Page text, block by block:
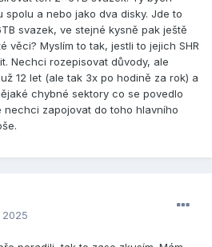
a nebo jako dva disky. Jde to
svazek, ve stejné kysně pak ještě
věci? Myslím to tak, jestli to jejich SHR
Nechci rozepisovat důvody, ale
12 let (ale tak 3x po hodině za rok) a
chybné sektory co se povedlo
zapojovat do toho hlavního
2025